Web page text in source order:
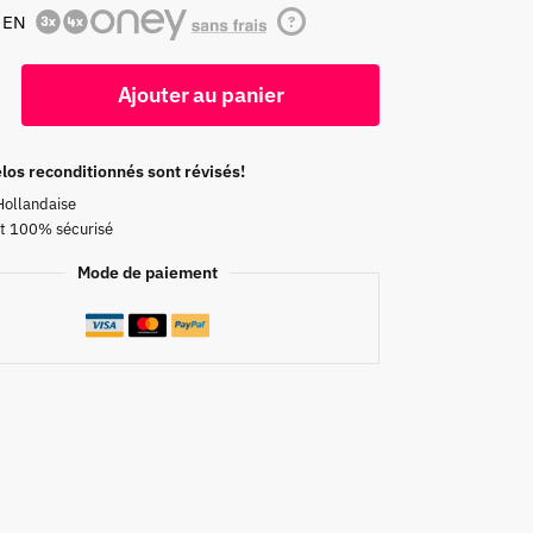
?
Ajouter au panier
reconditionnés sont révisés!
100% sécurisé
Mode de paiement